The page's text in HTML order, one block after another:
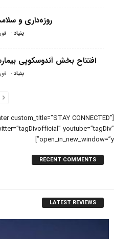
روزه‌داری و
بنیاد -
افتتاح بخش آندوسکوپی
بنیاد -
custom_title=”STAY CONNECTED”
youtube=”tagDiv”
open_in_new_window=”y”]
RECENT COMMENTS
LATEST REVIEWS